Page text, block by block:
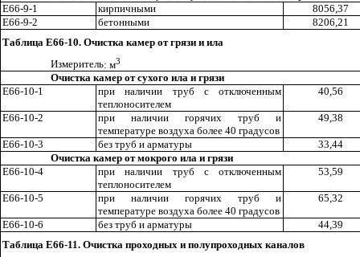
Е66-9-1
кирпичными 8056,37
Е66-9-2
бетонными
8206,21
Таблица Е66-10. Очистка камер от грязи и ила
Измеритель: м3
Очистка камер от сухого ила и грязи
Е66-10-1
при наличии труб с отключенным
теплоносителем
40,56
Е66-10-2
при наличии горячих труб и
температуре воздуха более 40 градусов
49,38
Е66-10-3 без труб и арматуры
33,44
Очистка камер от мокрого ила и грязи
Е66-10-4
при наличии труб с отключенным
теплоносителем
53,59
Е66-10-5
при наличии горячих труб и
температуре воздуха более 40 градусов
65,32
Е66-10-6 без труб и арматуры
44,39
Таблица Е66-11. Очистка проходных и полупроходных каналов